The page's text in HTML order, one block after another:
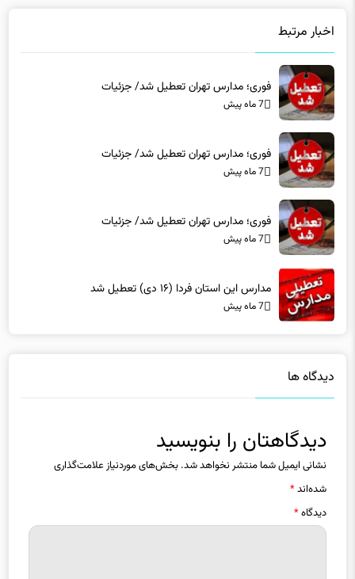
اخبار مرتبط
فوری؛ مدارس تهران تعطیل شد/ جزئیات
7 ماه پیش
فوری؛ مدارس تهران تعطیل شد/ جزئیات
7 ماه پیش
فوری؛ مدارس تهران تعطیل شد/ جزئیات
7 ماه پیش
مدارس این استان فردا (۱۶ دی) تعطیل شد
7 ماه پیش
دیدگاه ها
دیدگاهتان را بنویسید
نشانی ایمیل شما منتشر نخواهد شد. بخش‌های موردنیاز علامت‌گذاری
شده‌اند*
دیدگاه*